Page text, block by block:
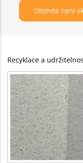
Objevte nyní
Recyklace a